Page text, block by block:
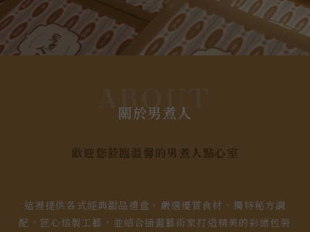
ABOUT
關於男煮人
歡迎您蒞臨溫馨的男煮人點心室
這裡提供各式經典甜品禮盒，嚴選優質食材，獨特秘方調
配，匠心焙製工藝，並結合插畫藝術家打造精美的彩繪包裝